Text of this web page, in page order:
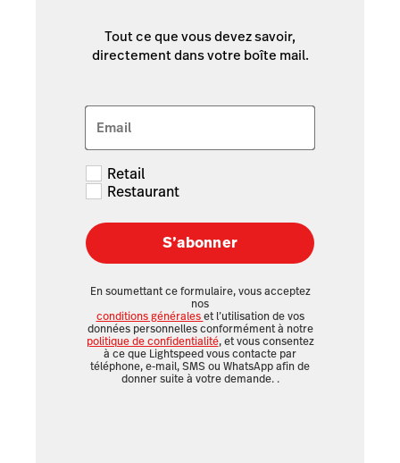
Tout ce que vous devez savoir,
directement dans votre boîte mail.
Email
Retail
Restaurant
S’abonner
En soumettant ce formulaire, vous acceptez
nos
conditions généraleset l’utilisation de vos
données personnelles conformément à notre
politique de confidentialité, et vous consentez
à ce que Lightspeed vous contacte par
téléphone, e-mail, SMS ou WhatsApp afin de
donner suite à votre demande. .